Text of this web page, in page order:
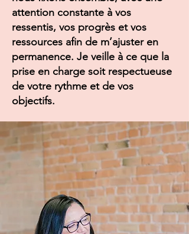
attention constante à vos
ressentis, vos progrès et vos
ressources afin de m’ajuster en
permanence. Je veille à ce que la
prise en charge soit respectueuse
de votre rythme et de vos
objectifs.